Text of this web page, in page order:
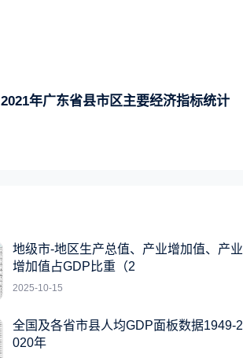
2021年广东省县市区主要经济指标统计
地级市-地区生产总值、产业增加值、产业
增加值占GDP比重（2
2025-10-15
全国及各省市县人均GDP面板数据1949-2
020年